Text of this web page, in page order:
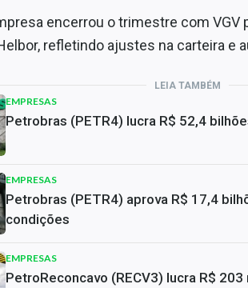
encerrou o trimestre com VGV
refletindo ajustes na carteira
LEIA TAMBÉM
EMPRESAS
Petrobras (PETR4) lucra R$ 52,4
EMPRESAS
Petrobras (PETR4) aprova R$ 17,4
condições
EMPRESAS
PetroReconcavo (RECV3) lucra R$